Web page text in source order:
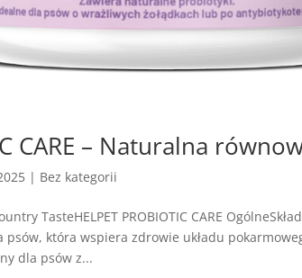
CARE – Naturalna
| Bez kategorii
TasteHELPET PROBIOTIC CARE
psów, która wspiera zdrowie układu
dla psów z...